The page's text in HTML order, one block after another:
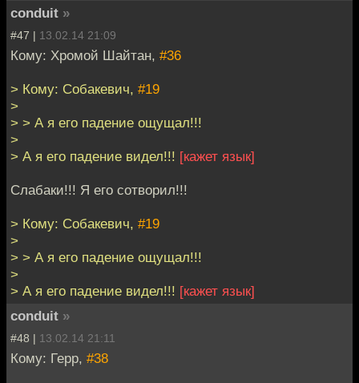
conduit »
#47 | 13.02.14 21:09
Кому: Хромой Шайтан, #36
> Кому: Собакевич, #19
>
> > А я его падение ощущал!!!
>
> А я его падение видел!!! [кажет язык]
Слабаки!!! Я его сотворил!!!
> Кому: Собакевич, #19
>
> > А я его падение ощущал!!!
>
> А я его падение видел!!! [кажет язык]
conduit »
#48 | 13.02.14 21:11
Кому: Герр, #38